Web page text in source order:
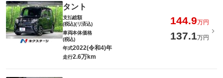
タント
支払総額
(税込)(リ済込)
144.9万円
車両本体価格
(税込)
137.1万円
年式2022(令和4)年
走行2.6万km